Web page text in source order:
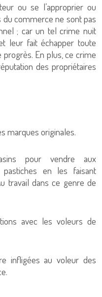
ou se l’approprier ou
commerce ne sont pas
; car un tel crime nuit
leur fait échapper toute
En plus, ce crime
des propriétaires
marques originales.
pour vendre aux
en les faisant
travail dans ce genre de
avec les voleurs de
infligées au voleur des